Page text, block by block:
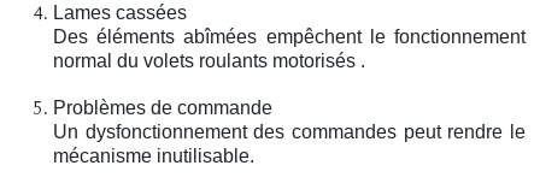
Lames cassées
Des éléments abîmées empêchent le fonctionnement
normal du volets roulants motorisés .
Problèmes de commande
Un dysfonctionnement des commandes peut rendre le
mécanisme inutilisable.